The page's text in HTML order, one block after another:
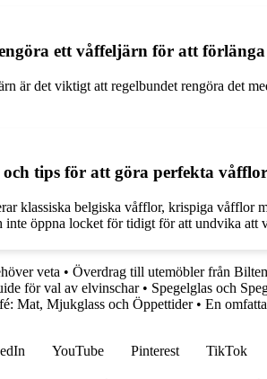
ett våffeljärn för att förlänga
är det viktigt att regelbundet rengöra det
tips för att göra perfekta
klassiska belgiska våfflor, krispiga våfflor
öppna locket för tidigt för att undvika att
veta • Överdrag till utemöbler från
för val av elvinschar• Spegelglas och
Mat, Mjukglass och Öppettider• En
YouTube Pinterest TikTok